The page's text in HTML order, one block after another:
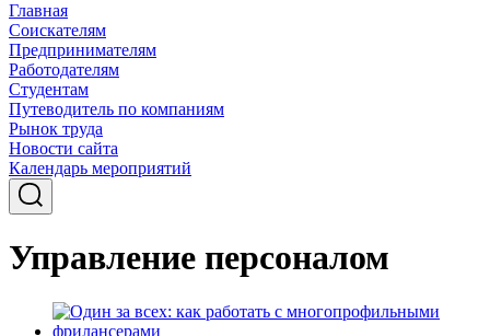
Главная
Соискателям
Предпринимателям
Работодателям
Студентам
Путеводитель по компаниям
Рынок труда
Новости сайта
Календарь мероприятий
Управление персоналом